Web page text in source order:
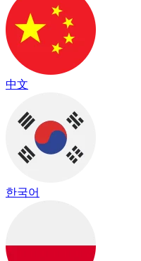
中文
한국어